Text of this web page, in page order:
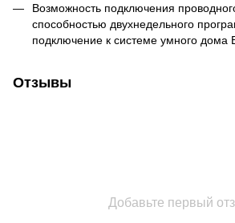
Возможность подключения
способностью двухнедельного
подключение к системе умного
Отзывы
Добавьте первый